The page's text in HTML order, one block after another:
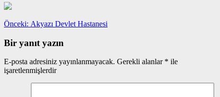
Yazı
gezinmesi
Önceki: Önceki
Akyazı Devlet Hastanesi
Bir yanıt yazın
E-posta adresiniz yayınlanmayacak. Gerekli alanlar * ile
işaretlenmişlerdir